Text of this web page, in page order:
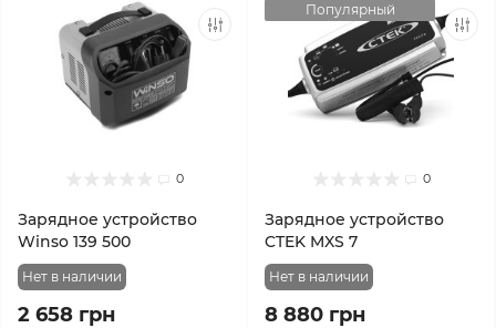
0
Зарядное устройство
Winso 139 500
Нет в наличии
2 658 грн
Популярный
0
Зарядное устройство
CTEK MXS 7
Нет в наличии
8 880 грн